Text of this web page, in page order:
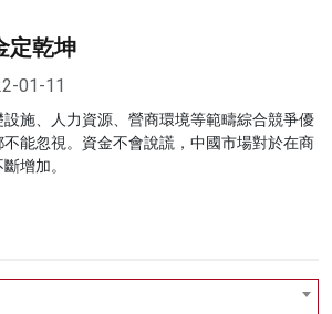
定乾坤
01-11
施、人力資源、營商環境等範疇綜合競爭優
能忽視。資金不會說謊，中國市場對於在商
增加。